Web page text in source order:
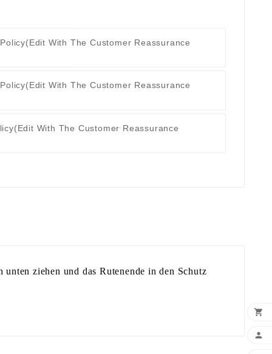
(edit With The Customer Reassurance
(edit With The Customer Reassurance
(edit With The Customer Reassurance
ziehen und das Rutenende in den Schutz

